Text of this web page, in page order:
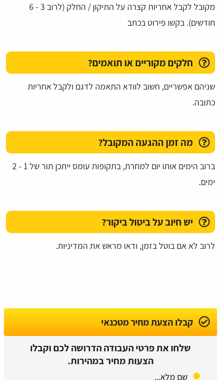
מקובל לקבל אחריות קצרה על התיקון / החלק (לרוב 3 - 6
חודשים). בקשו פירוט בכתב
חלקים מקוריים או תואמים?
שניהם אפשריים, חשוב לוודא התאמה לדגם ולקבל אחריות
כתובה.
מה זמן ההגעה המקובל?
ברוב הימים אותו יום למחרת, בתקופות עומס ייתכן תור של 1 - 2
ימים.
יש חיוב על ביטול ביקור?
לרוב לא אם בוטל בזמן, ודאו מראש את המדיניות.
קבלו הצעת מחיר מטכנאי
שלחו את פרטי העבודה הדרושה לכם וקבלו
הצעות מחיר במהירות.